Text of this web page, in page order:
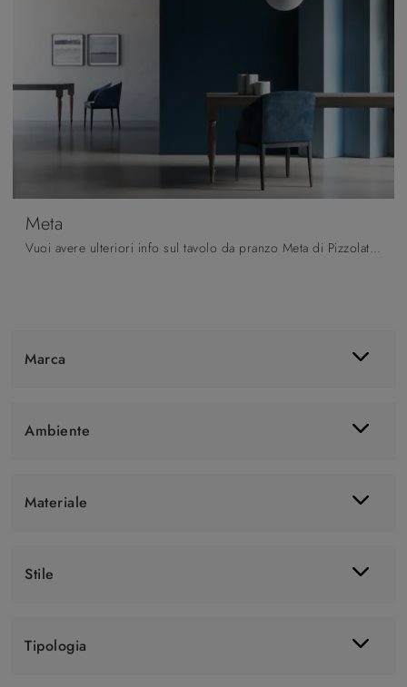
Marca
Ambiente
Materiale
Stile
Tipologia
Meta
Vuoi avere ulteriori info sul tavolo da pranzo Meta di Pizzolato? Clicca e ottieni informazioni sui modelli allungabili del brand.